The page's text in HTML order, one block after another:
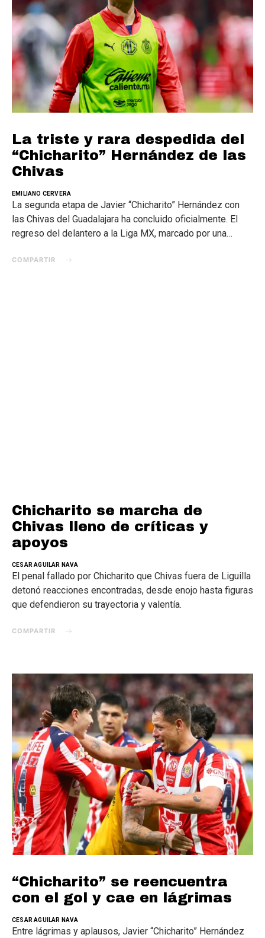
La triste y rara despedida del
“Chicharito” Hernández de las
Chivas
EMILIANO CERVERA
La segunda etapa de Javier “Chicharito” Hernández con
las Chivas del Guadalajara ha concluido oficialmente. El
regreso del delantero a la Liga MX, marcado por una…
COMPARTIR
Chicharito se marcha de
Chivas lleno de críticas y
apoyos
CESAR AGUILAR NAVA
El penal fallado por Chicharito que Chivas fuera de Liguilla
detonó reacciones encontradas, desde enojo hasta figuras
que defendieron su trayectoria y valentía.
COMPARTIR
“Chicharito” se reencuentra
con el gol y cae en lágrimas
CESAR AGUILAR NAVA
Entre lágrimas y aplausos, Javier “Chicharito” Hernández